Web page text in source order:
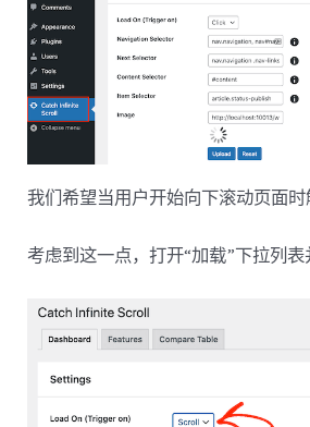
我们希望当用户开始向下滚动页面时
考虑到这一点，打开“加载”下拉列表